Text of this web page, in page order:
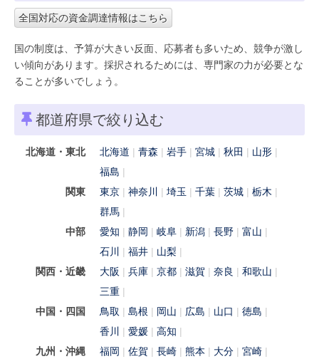
全国対応の資金調達情報はこちら
国の制度は、予算が大きい反面、応募者も多いため、競争が激し
い傾向があります。採択されるためには、専門家の力が必要とな
ることが多いでしょう。
都道府県で絞り込む
北海道・東北 北海道 青森 岩手 宮城 秋田
山形
福島
関東
東京 神奈川 埼玉 千葉 茨城
栃木
群馬
中部
愛知 静岡 岐阜 新潟 長野
富山
石川
福井
山梨
関西・近畿
大阪 兵庫 京都 滋賀 奈良
和歌山
三重
中国・四国
鳥取 島根 岡山 広島 山口
徳島
香川
愛媛
高知
九州・沖縄
福岡 佐賀 長崎 熊本 大分
宮崎